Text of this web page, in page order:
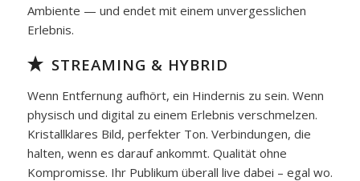
Ambiente — und endet mit einem unvergesslichen
Erlebnis.
STREAMING & HYBRID
Wenn Entfernung aufhört, ein Hindernis zu sein. Wenn
physisch und digital zu einem Erlebnis verschmelzen.
Kristallklares Bild, perfekter Ton. Verbindungen, die
halten, wenn es darauf ankommt. Qualität ohne
Kompromisse. Ihr Publikum überall live dabei – egal wo.